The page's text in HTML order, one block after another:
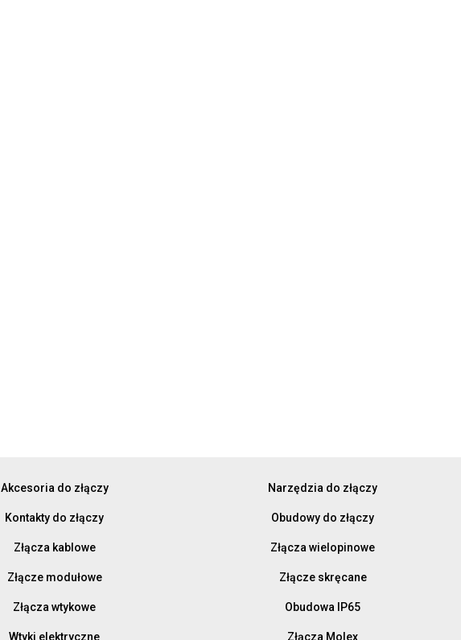
Akcesoria do złączy
Kontakty do złączy
Złącza kablowe
Złącze modułowe
Złącza wtykowe
Wtyki elektryczne
Narzędzia do złączy
Obudowy do złączy
Złącza wielopinowe
Złącze skręcane
Obudowa IP65
Złącza Molex